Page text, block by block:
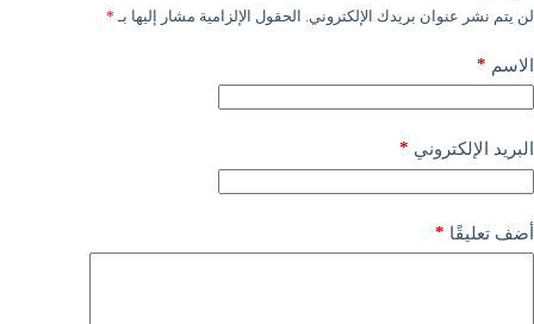
لن يتم نشر عنوان بريدك الإلكتروني. الحقول الإلزامية مشار إليها بـ *
الاسم *
البريد الإلكتروني *
أضف تعليقًا *